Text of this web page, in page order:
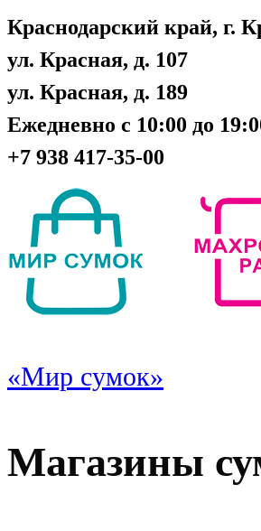
Краснодарский край, г.
ул. Красная, д. 107
ул. Красная, д. 189
Ежедневно с 10:00 до
+7 938 417-35-00
«Мир сумок»
Магазины